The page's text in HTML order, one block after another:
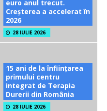
euro anul trecut.
Creșterea a accelerat în
2026
28 IULIE 2026
15 ani de la înființarea
primului centru
integrat de Terapia
Durerii din România
28 IULIE 2026